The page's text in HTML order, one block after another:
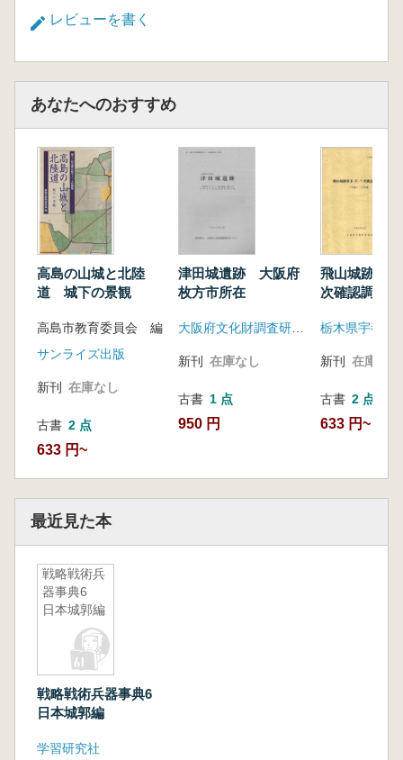
レビューを書く
あなたへのおすすめ
高島の山城と北陸
道 城下の景観
高島市教育委員会 編
サンライズ出版
新刊 在庫なし
古書 2 点
633 円~
津田城遺跡 大阪府
枚方市所在
大阪府文化財調査研究センター
新刊 在庫なし
古書 1 点
950 円
飛山城跡第3
次確認調査
新刊 在庫なし
古書 2 点
633 円~
最近見た本
戦略戦術兵
器事典6
日本城郭編
戦略戦術兵器事典6
日本城郭編
学習研究社